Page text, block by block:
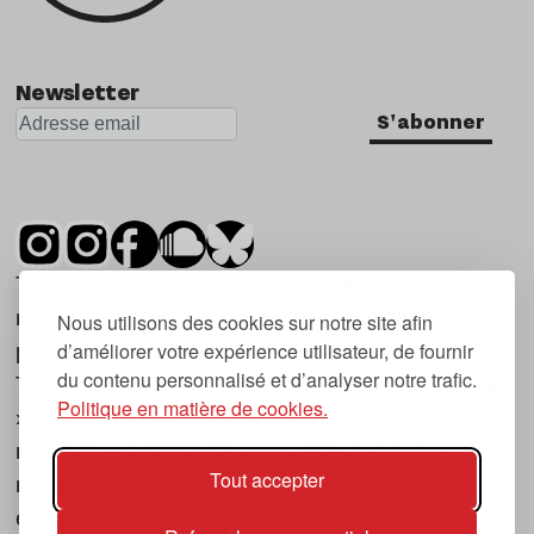
Nous utilisons des cookies sur notre site afin
d’améliorer votre expérience utilisateur, de fournir
du contenu personnalisé et d’analyser notre trafic.
Politique en matière de cookies.
Tout accepter
Newsletter
S'abonner
Tsugi est un mensuel indépendant sur la
musique et les nouvelles tendances, dont la
première parution date de 2007.
Tsugi en japonais signifie « prochain », « suivant
», ce qui correspond à la thématique du
magazine, à l’affût des nouvelles tendances
musicales, qu’elles viennent de la musique
électronique, du rock ou du hip hop, et des